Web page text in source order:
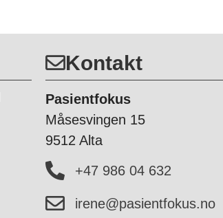
Kontakt
Pasientfokus
Måsesvingen 15
9512 Alta
+47 986 04 632
irene@pasientfokus.no